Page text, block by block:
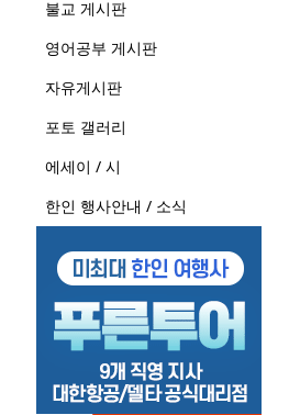
불교 게시판
영어공부 게시판
자유게시판
포토 갤러리
에세이 / 시
한인 행사안내 / 소식